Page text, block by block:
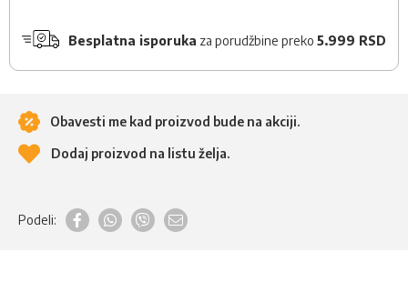
Besplatna isporuka za porudžbine preko 5.999 RSD
Obavesti me kad proizvod bude na akciji.
Dodaj proizvod na listu želja.
Podeli: